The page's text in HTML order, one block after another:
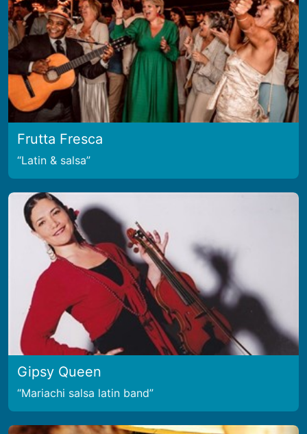
Frutta Fresca
Latin & salsa
Gipsy Queen
Mariachi salsa latin band